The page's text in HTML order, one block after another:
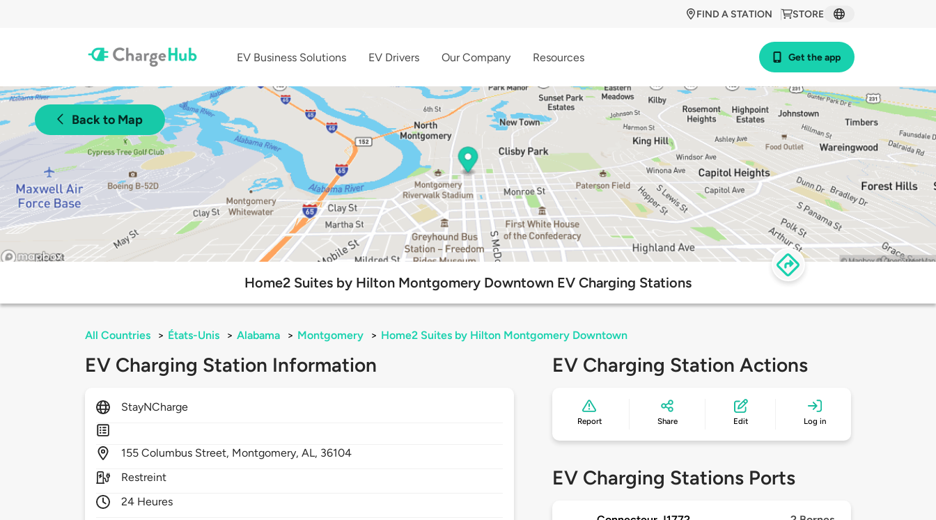
STORE
FIND A STATION
EV Business Solutions EV Drivers Our Company Resources Get the app
Back to Map
Home2 Suites by Hilton Montgomery Downtown EV Charging Stations
All Countries > États-Unis > Alabama > Montgomery > Home2 Suites by Hilton Montgomery Downtown
EV Charging Station Information
StayNCharge
155Columbus Street, Montgomery,AL, 36104
Restreint
24 Heures
EV Charging Station Actions
Report Share Edit Log in
EV Charging Stations Ports